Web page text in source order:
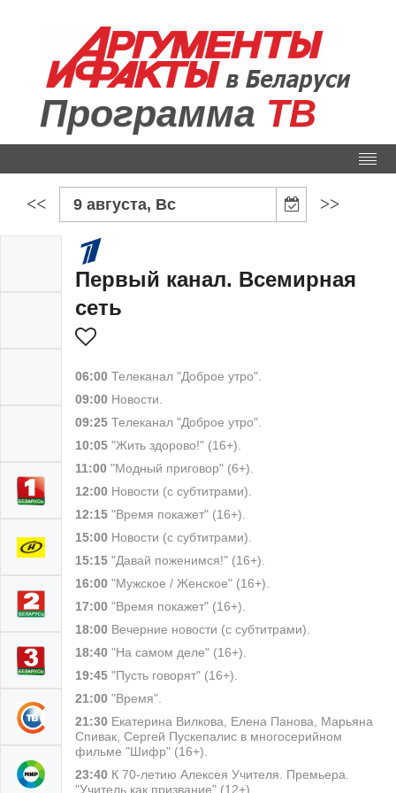
Программа ТВ
<< 9 августа, Вс >>
Первый канал. Всемирная
сеть
06:00 Телеканал "Доброе утро".
09:00 Новости.
09:25 Телеканал "Доброе утро".
10:05 "Жить здорово!" (16+).
11:00 "Модный приговор" (6+).
12:00 Новости (с субтитрами).
12:15 "Время покажет" (16+).
15:00 Новости (с субтитрами).
15:15 "Давай поженимся!" (16+).
16:00 "Мужское / Женское" (16+).
17:00 "Время покажет" (16+).
18:00 Вечерние новости (с субтитрами).
18:40 "На самом деле" (16+).
19:45 "Пусть говорят" (16+).
21:00 "Время".
21:30 Екатерина Вилкова, Елена Панова, Марьяна
Спивак, Сергей Пускепалис в многосерийном
фильме "Шифр" (16+).
23:40 К 70-летию Алексея Учителя. Премьера.
"Учитель как призвание" (12+).